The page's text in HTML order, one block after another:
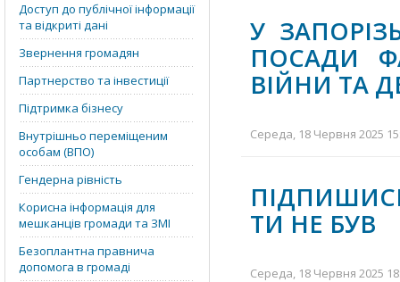
Доступ до публічної інформації
та відкриті дані
Звернення громадян
Партнерство та інвестиції
Підтримка бізнесу
Внутрішньо переміщеним
особам (ВПО)
Гендерна рівність
Корисна інформація для
мешканців громади та ЗМІ
Безоплантна правнича
допомога в громаді
У
ПОСАДИ
ВІЙНИ ТА
Середа, 18 Червня 2025
ТИ НЕ БУВ
Середа, 18 Червня 2025